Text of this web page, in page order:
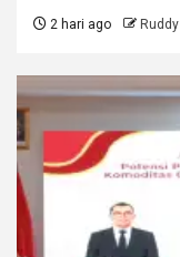
2 hari ago Ruddy